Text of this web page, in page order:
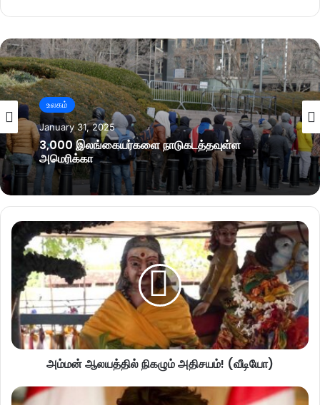
உலகம்
January 31, 2025
3,000 இலங்கையர்களை நாடுகடத்தவுள்ள
அமெரிக்கா
அம்மன் ஆலயத்தில் நிகழும் அதிசயம்! (வீடியோ)